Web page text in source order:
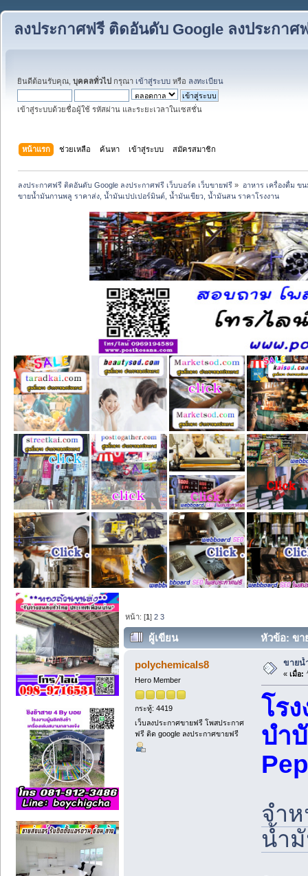
ลงประกาศฟรี ติดอันดับ Google ลงประกาศ
ยินดีต้อนรับคุณ, บุคคลทั่วไป กรุณา เข้าสู่ระบบ หรือ ลงทะเบียน
เข้าสู่ระบบด้วยชื่อผู้ใช้ รหัสผ่าน และระยะเวลาในเซสชั่น
หน้าแรก ช่วยเหลือ ค้นหา เข้าสู่ระบบ สมัครสมาชิก
ลงประกาศฟรี ติดอันดับ Google ลงประกาศฟรี เว็บบอร์ด เว็บขายฟรี » อาหาร เครื่องดื่ม ข
ขายน้ำมันกานพลู ราคาส่ง, น้ำมันเปปเปอร์มินต์, น้ำมันเขียว, น้ำมันสน ราคาโรงงาน
หน้า: [1]2 3
ผู้เขียน หัวข้อ: ขา
polychemicals8
Hero Member
กระทู้: 4419
เว็บลงประกาศขายฟรี โพสประกาศ
ฟรี ติด google ลงประกาศขายฟรี
ขายน้
« เมื่อ:
โร
บำ
จำ
น้ำ